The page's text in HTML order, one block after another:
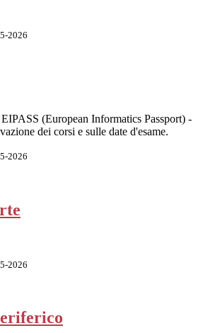
2026
(European Informatics Passport) -
dei corsi e sulle date d'esame.
2026
2026